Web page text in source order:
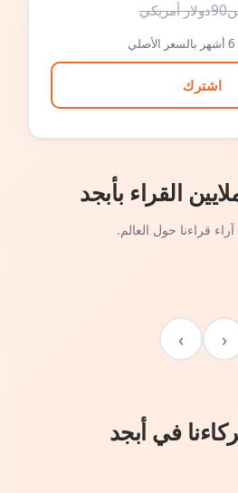
90دولار أمريكي
اشترك
القراء بأبجد
قراءنا حول العالم.
‹
›
في أبجد